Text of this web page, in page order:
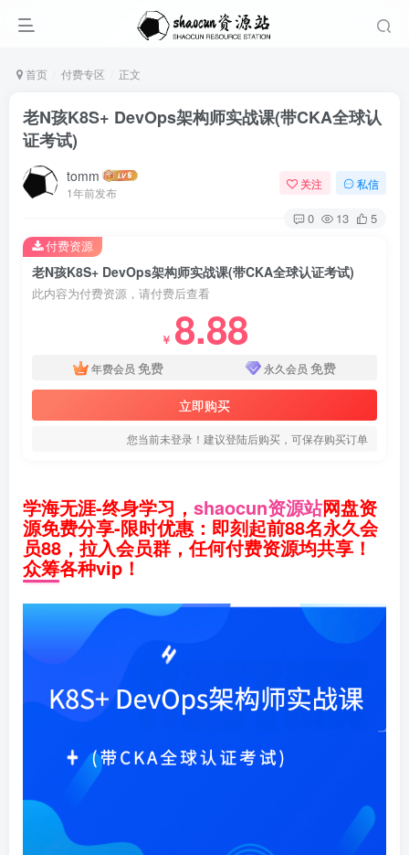
首页 付费专区 正文
老N孩K8S+ DevOps架构师实战课(带CKA全球认
证考试)
tomm
1年前发布
关注 私信
0 13 5
老N孩K8S+ DevOps架构师实战课(带CKA全球认证考试)
此内容为付费资源，请付费后查看
￥ 8.88
年费会员 免费 永久会员 免费
立即购买
您当前未登录！建议登陆后购买，可保存购买订单
付费资源
学海无涯-终身学习， shaocun资源站网盘资
源免费分享-限时优惠：即刻起前88名永久会
员88，拉入会员群，任何付费资源均共享！
众筹各种vip！